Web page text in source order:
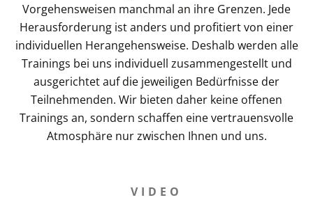
Vorgehensweisen manchmal an ihre Grenzen. Jede
Herausforderung ist anders und profitiert von einer
individuellen Herangehensweise. Deshalb werden alle
Trainings bei uns individuell zusammengestellt und
ausgerichtet auf die jeweiligen Bedürfnisse der
Teilnehmenden. Wir bieten daher keine offenen
Trainings an, sondern schaffen eine vertrauensvolle
Atmosphäre nur zwischen Ihnen und uns.
VIDEO